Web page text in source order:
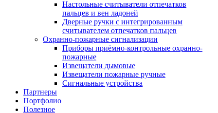
Настольные считыватели отпечатков
пальцев и вен ладоней
Дверные ручки с интегрированным
считывателем отпечатков пальцев
Охранно-пожарные сигнализации
Приборы приёмно-контрольные охранно-
пожарные
Извещатели дымовые
Извещатели пожарные ручные
Сигнальные устройства
Партнеры
Портфолио
Полезное